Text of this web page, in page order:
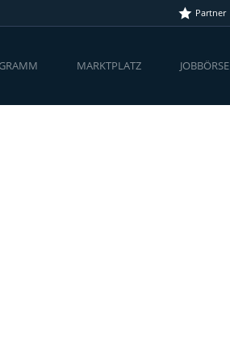
Partner
(CURRENT)MARKTPLATZ JOBBÖRSE